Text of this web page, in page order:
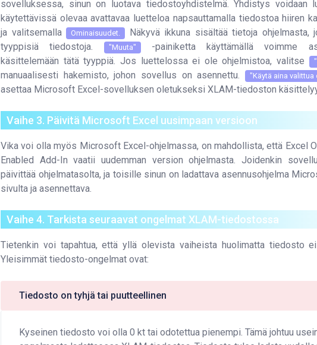
sovelluksessa, sinun on luotava tiedostoyhdistelmä. Yhdistys voidaan
käytettävissä olevaa avattavaa luetteloa napsauttamalla tiedostoa hiiren
ja valitsemalla
Ominaisuudet.
Näkyvä ikkuna sisältää tietoja ohjelmasta,
tyyppisiä tiedostoja.
"Muuta" -painiketta käyttämällä voimme
käsittelemään tätä tyyppiä. Jos luettelossa ei ole ohjelmistoa, valitse
manuaalisesti hakemisto, johon sovellus on asennettu.
"Käytä aina valittua
asettaa Microsoft Excel-sovelluksen oletukseksi XLAM-tiedoston
Vaihe 3. Päivitä Microsoft Excel uusimpaan versioon
Vika voi olla myös Microsoft Excel-ohjelmassa, on mahdollista, että Excel
Enabled Add-In vaatii uudemman version ohjelmasta. Joidenkin
päivittää ohjelmatasolta, ja toisille sinun on ladattava asennusohjelma
sivulta ja asennettava.
Vaihe 4. Tarkista seuraavat ongelmat XLAM-tiedostossa
Tietenkin voi tapahtua, että yllä olevista vaiheista huolimatta tiedosto
Yleisimmät tiedosto-ongelmat ovat:
Tiedosto on tyhjä tai puutteellinen
Kyseinen tiedosto voi olla 0 kt tai odotettua pienempi. Tämä johtuu